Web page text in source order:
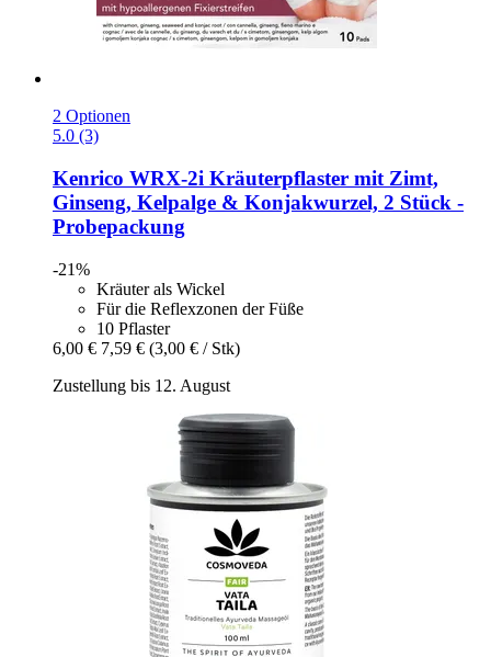
2 Optionen
5.0 (3)
Kenrico WRX-​2i Kräuterpflaster mit Zimt,
Ginseng, Kelpalge & Konjakwurzel, 2 Stück -​
Probepackung
-21%
Kräuter als Wickel
Für die Reflexzonen der Füße
10 Pflaster
6,00 € 7,59 € (3,00 € / Stk)
Zustellung bis 12. August